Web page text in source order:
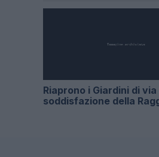
Riaprono i Giardini di
soddisfazione della